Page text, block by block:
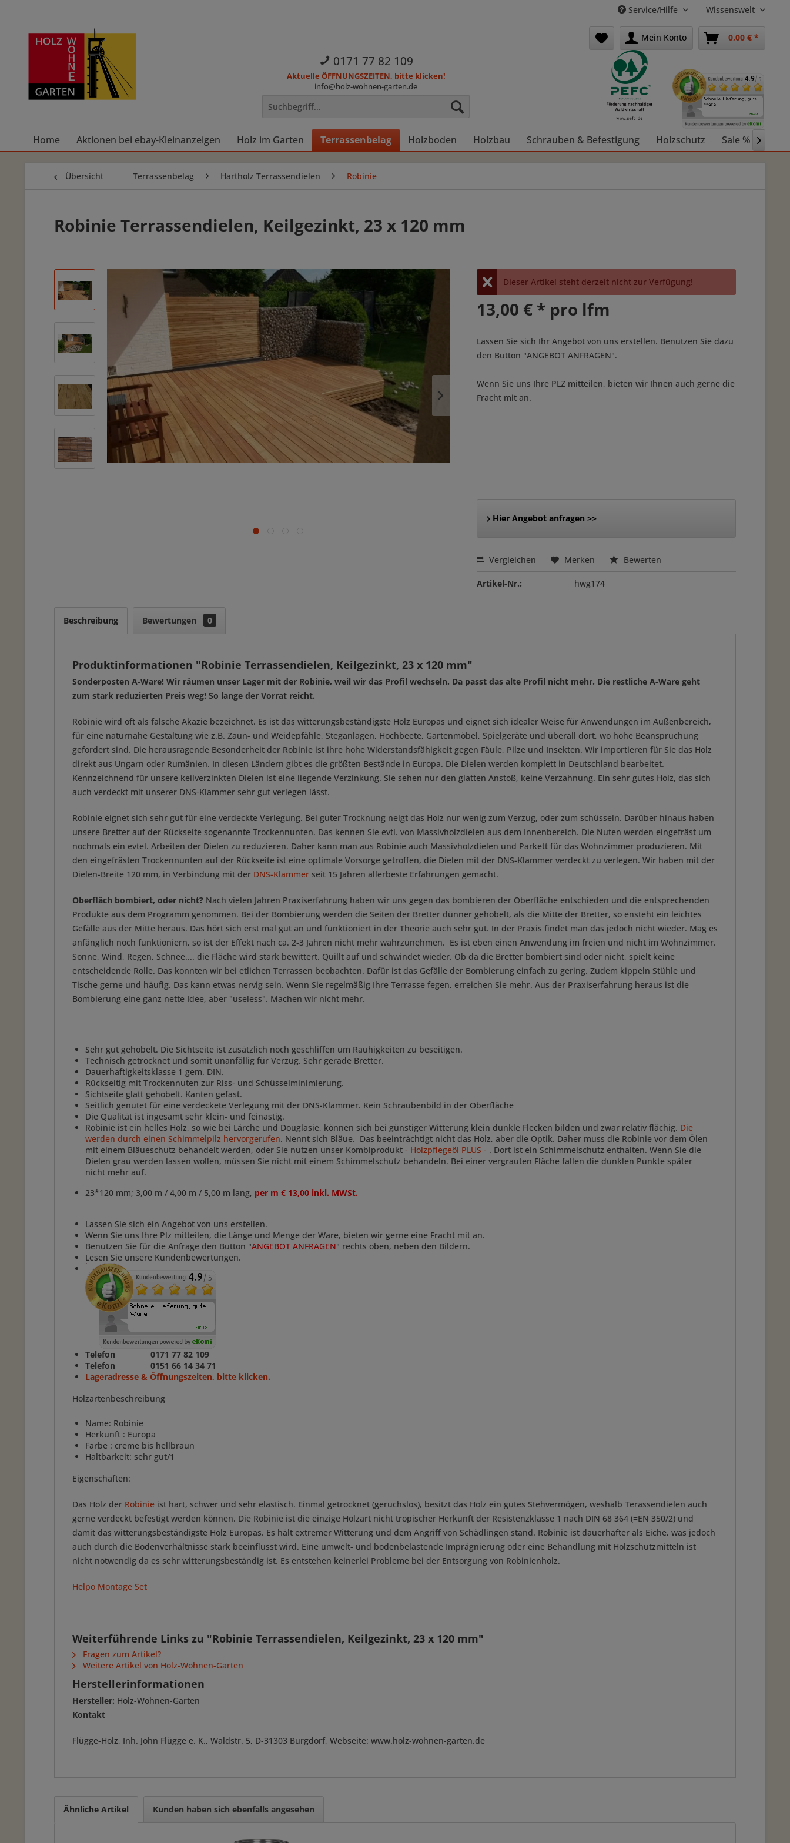
Service/Hilfe Wissenswelt
Mein Konto 0,00 € *
0171 77 82 109
Aktuelle ÖFFNUNGSZEITEN, bitte klicken!
info@holz-wohnen-garten.de
Home Aktionen bei ebay-Kleinanzeigen Holz im Garten Terrassenbelag Holzboden Holzbau Schrauben & Befestigung Holzschutz Sale % 
Übersicht Terrassenbelag Hartholz Terrassendielen Robinie
Robinie Terrassendielen, Keilgezinkt, 23 x 120 mm
Dieser Artikel steht derzeit nicht zur Verfügung!
13,00 € * pro lfm
Lassen Sie sich Ihr Angebot von uns erstellen. Benutzen Sie dazu
den Button "ANGEBOT ANFRAGEN".
Wenn Sie uns Ihre PLZ mitteilen, bieten wir Ihnen auch gerne die
Fracht mit an.
Hier Angebot anfragen >>
Vergleichen Merken Bewerten
Artikel-Nr.: hwg174
Beschreibung Bewertungen 0
Produktinformationen "Robinie Terrassendielen, Keilgezinkt, 23 x 120 mm"
Sonderposten A-Ware! Wir räumen unser Lager mit der Robinie, weil wir das Profil wechseln. Da passt das alte Profil nicht mehr. Die restliche A-Ware geht
zum stark reduzierten Preis weg! So lange der Vorrat reicht.
Robinie wird oft als falsche Akazie bezeichnet. Es ist das witterungsbeständigste Holz Europas und eignet sich idealer Weise für Anwendungen im Außenbereich,
für eine naturnahe Gestaltung wie z.B. Zaun- und Weidepfähle, Steganlagen, Hochbeete, Gartenmöbel, Spielgeräte und überall dort, wo hohe Beanspruchung
gefordert sind. Die herausragende Besonderheit der Robinie ist ihre hohe Widerstandsfähigkeit gegen Fäule, Pilze und Insekten. Wir importieren für Sie das Holz
direkt aus Ungarn oder Rumänien. In diesen Ländern gibt es die größten Bestände in Europa. Die Dielen werden komplett in Deutschland bearbeitet.
Kennzeichnend für unsere keilverzinkten Dielen ist eine liegende Verzinkung. Sie sehen nur den glatten Anstoß, keine Verzahnung. Ein sehr gutes Holz, das sich
auch verdeckt mit unserer DNS-Klammer sehr gut verlegen lässt.
Robinie eignet sich sehr gut für eine verdeckte Verlegung. Bei guter Trocknung neigt das Holz nur wenig zum Verzug, oder zum schüsseln. Darüber hinaus haben
unsere Bretter auf der Rückseite sogenannte Trockennunten. Das kennen Sie evtl. von Massivholzdielen aus dem Innenbereich. Die Nuten werden eingefräst um
nochmals ein evtel. Arbeiten der Dielen zu reduzieren. Daher kann man aus Robinie auch Massivholzdielen und Parkett für das Wohnzimmer produzieren. Mit
den eingefrästen Trockennunten auf der Rückseite ist eine optimale Vorsorge getroffen, die Dielen mit der DNS-Klammer verdeckt zu verlegen. Wir haben mit der
Dielen-Breite 120 mm, in Verbindung mit der DNS-Klammer seit 15 Jahren allerbeste Erfahrungen gemacht.
Oberfläch bombiert, oder nicht? Nach vielen Jahren Praxiserfahrung haben wir uns gegen das bombieren der Oberfläche entschieden und die entsprechenden
Produkte aus dem Programm genommen. Bei der Bombierung werden die Seiten der Bretter dünner gehobelt, als die Mitte der Bretter, so ensteht ein leichtes
Gefälle aus der Mitte heraus. Das hört sich erst mal gut an und funktioniert in der Theorie auch sehr gut. In der Praxis findet man das jedoch nicht wieder. Mag es
anfänglich noch funktioniern, so ist der Effekt nach ca. 2-3 Jahren nicht mehr wahrzunehmen. Es ist eben einen Anwendung im freien und nicht im Wohnzimmer.
Sonne, Wind, Regen, Schnee.... die Fläche wird stark bewittert. Quillt auf und schwindet wieder. Ob da die Bretter bombiert sind oder nicht, spielt keine
entscheidende Rolle. Das konnten wir bei etlichen Terrassen beobachten. Dafür ist das Gefälle der Bombierung einfach zu gering. Zudem kippeln Stühle und
Tische gerne und häufig. Das kann etwas nervig sein. Wenn Sie regelmäßig Ihre Terrasse fegen, erreichen Sie mehr. Aus der Praxiserfahrung heraus ist die
Bombierung eine ganz nette Idee, aber "useless". Machen wir nicht mehr.
Sehr gut gehobelt. Die Sichtseite ist zusätzlich noch geschliffen um Rauhigkeiten zu beseitigen.
Technisch getrocknet und somit unanfällig für Verzug. Sehr gerade Bretter.
Dauerhaftigkeitsklasse 1 gem. DIN.
Rückseitig mit Trockennuten zur Riss- und Schüsselminimierung.
Sichtseite glatt gehobelt. Kanten gefast.
Seitlich genutet für eine verdeckete Verlegung mit der DNS-Klammer. Kein Schraubenbild in der Oberfläche
Die Qualität ist ingesamt sehr klein- und feinastig.
Robinie ist ein helles Holz, so wie bei Lärche und Douglasie, können sich bei günstiger Witterung klein dunkle Flecken bilden und zwar relativ flächig. Die
werden durch einen Schimmelpilz hervorgerufen. Nennt sich Bläue. Das beeinträchtigt nicht das Holz, aber die Optik. Daher muss die Robinie vor dem Ölen
mit einem Bläueschutz behandelt werden, oder Sie nutzen unser Kombiprodukt - Holzpflegeöl PLUS - . Dort ist ein Schimmelschutz enthalten. Wenn Sie die
Dielen grau werden lassen wollen, müssen Sie nicht mit einem Schimmelschutz behandeln. Bei einer vergrauten Fläche fallen die dunklen Punkte später
nicht mehr auf.
23*120 mm; 3,00 m / 4,00 m / 5,00 m lang, per m € 13,00 inkl. MWSt.
Lassen Sie sich ein Angebot von uns erstellen.
Wenn Sie uns Ihre Plz mitteilen, die Länge und Menge der Ware, bieten wir gerne eine Fracht mit an.
Benutzen Sie für die Anfrage den Button "ANGEBOT ANFRAGEN" rechts oben, neben den Bildern.
Lesen Sie unsere Kundenbewertungen.
Telefon 0171 77 82 109
Telefon 0151 66 14 34 71
Lageradresse & Öffnungszeiten, bitte klicken.
Holzartenbeschreibung
Name: Robinie
Herkunft : Europa
Farbe : creme bis hellbraun
Haltbarkeit: sehr gut/1
Eigenschaften:
Das Holz der Robinie ist hart, schwer und sehr elastisch. Einmal getrocknet (geruchslos), besitzt das Holz ein gutes Stehvermögen, weshalb Terassendielen auch
gerne verdeckt befestigt werden können. Die Robinie ist die einzige Holzart nicht tropischer Herkunft der Resistenzklasse 1 nach DIN 68 364 (=EN 350/2) und
damit das witterungsbeständigste Holz Europas. Es hält extremer Witterung und dem Angriff von Schädlingen stand. Robinie ist dauerhafter als Eiche, was jedoch
auch durch die Bodenverhältnisse stark beeinflusst wird. Eine umwelt- und bodenbelastende Imprägnierung oder eine Behandlung mit Holzschutzmitteln ist
nicht notwendig da es sehr witterungsbeständig ist. Es entstehen keinerlei Probleme bei der Entsorgung von Robinienholz.
Helpo Montage Set
Weiterführende Links zu "Robinie Terrassendielen, Keilgezinkt, 23 x 120 mm"
Fragen zum Artikel?
Weitere Artikel von Holz-Wohnen-Garten
Herstellerinformationen
Hersteller: Holz-Wohnen-Garten
Kontakt
Flügge-Holz, Inh. John Flügge e. K., Waldstr. 5, D-31303 Burgdorf, Webseite: www.holz-wohnen-garten.de
Ähnliche Artikel Kunden haben sich ebenfalls angesehen